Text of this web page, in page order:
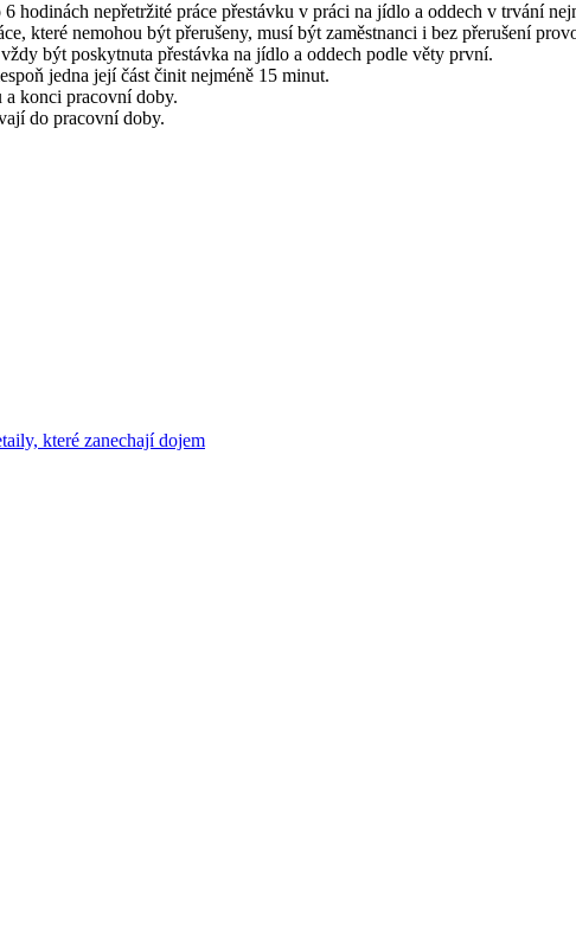
hodinách nepřetržité práce přestávku v práci na jídlo a oddech v trvání
které nemohou být přerušeny, musí být zaměstnanci i bez přerušení
být poskytnuta přestávka na jídlo a oddech podle věty první.
jedna její část činit nejméně 15 minut.
a konci pracovní doby.
do pracovní doby.
které zanechají dojem